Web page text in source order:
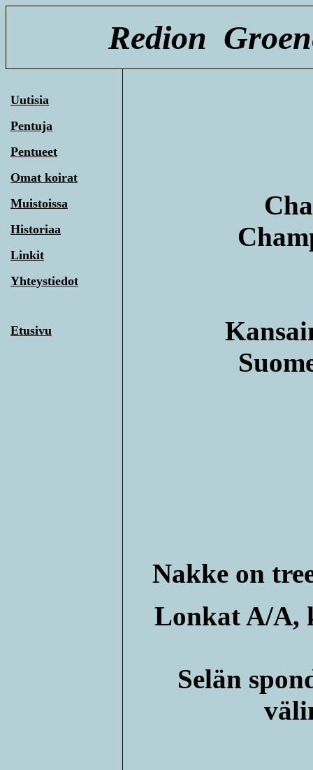
Redion
Uutisia
Pentuja
Pentueet
Omat koirat
Muistoissa
Historiaa
Linkit
Yhteystiedot
Etusivu
Nakke on
Lonkat A/A,
Selän